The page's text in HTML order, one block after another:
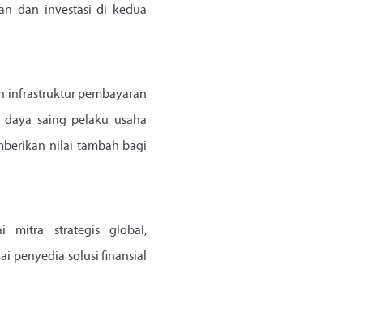
dan investasi di kedua
infrastruktur pembayaran
saing pelaku usaha
nilai tambah bagi
mitra strategis global,
penyedia solusi finansial